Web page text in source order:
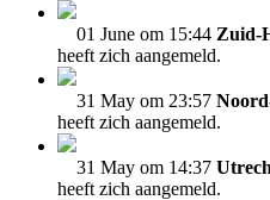
01 June om 15:44 Zuid-
heeft zich aangemeld.
31 May om 23:57
heeft zich aangemeld.
31 May om 14:37
heeft zich aangemeld.